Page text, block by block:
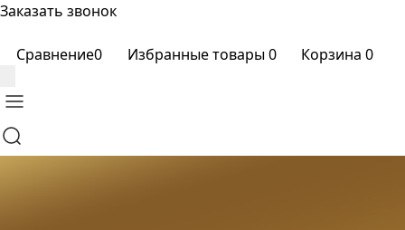
Заказать звонок
Сравнение0 Избранные товары0 Корзина 0